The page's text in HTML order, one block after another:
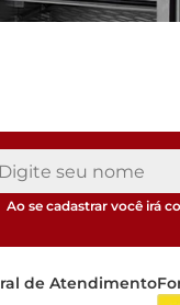
Ao se cadastrar você irá
de Atendimento